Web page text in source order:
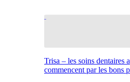
Trisa – les soins dentaires
commencent par les bons